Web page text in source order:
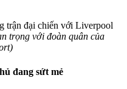
trọng với đoàn quân của
đang sứt mẻ